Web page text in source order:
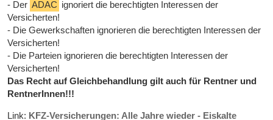
- Der ADAC ignoriert die berechtigten Interessen der
Versicherten!
- Die Gewerkschaften ignorieren die berechtigten Interessen der
Versicherten!
- Die Parteien ignorieren die berechtigten Interessen der
Versicherten!
Das Recht auf Gleichbehandlung gilt auch für Rentner und
RentnerInnen!!!
Link: KFZ-Versicherungen: Alle Jahre wieder - Eiskalte